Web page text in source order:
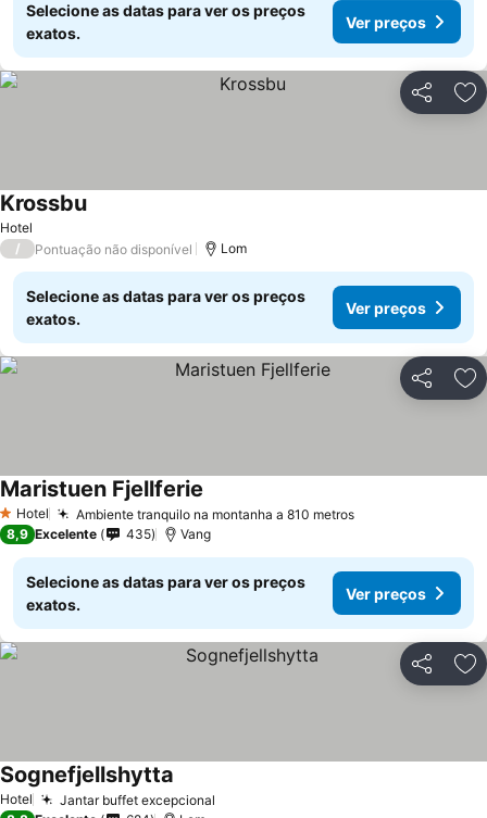
Selecione as datas para ver os preços
exatos.
Ver preços
Partilhar
Hotel
Krossbu
/ Pontuação não disponível Lom
Selecione as datas para ver os preços
exatos.
Ver preços
Partilhar
1 Estrelas
Hotel Ambiente tranquilo na montanha a 810 metros
Maristuen Fjellferie
8,9 Excelente 435 Vang
Selecione as datas para ver os preços
exatos.
Ver preços
Partilhar
Hotel Jantar buffet excepcional
Sognefjellshytta